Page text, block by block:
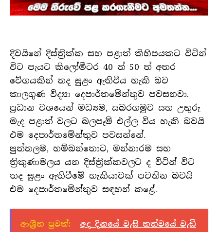
දිවයිනේ දිස්ත්‍රික්ක සහ පළාත් කිහිපයකට විටින්
විට පැයට කිලෝමීටර 40 ත් 50 ත් අතර
වේගයකින් තද සුළං ඇතිවිය හැකි බව
කාලගුණ විද්‍යා දෙපාර්තමේන්තුව පවසනවා.
ප්‍රධාන වශයෙන් මධ්‍යම, සබරගමුව සහ උතුරු-
මැද පළාත් වලට බලපෑම් එල්ල විය හැකි බවයි
එම දෙපාර්තමේන්තුව පවසන්නේ.
පුත්තලම, හම්බන්තොට, මන්නාරම සහ
ත්‍රිකුණාමලය යන දිස්ත්‍රික්කවලට ද විටින් විට
තද සුළං ඇතිවීමේ හැකියාවක් පවතින බවයි
එම දෙපාර්තමේන්තුව සඳහන් කළේ.
ආශ්‍රීත පුවත්:
අද දිනයේ වැසි තත්වයේ වැඩි